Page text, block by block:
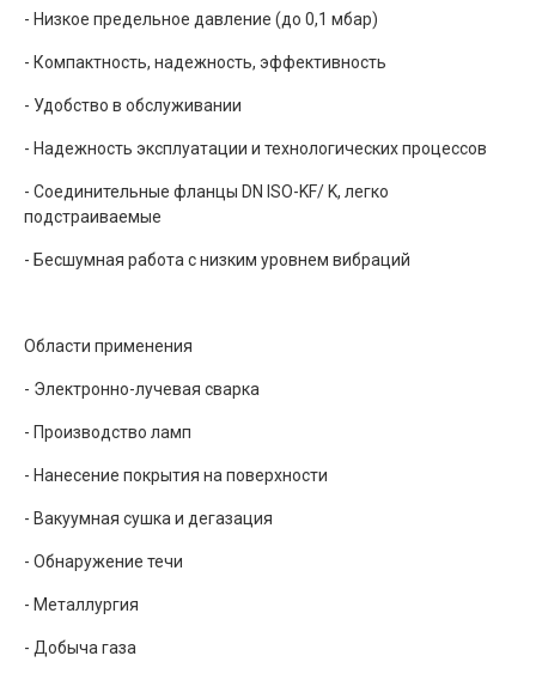
- Низкое предельное давление (до 0,1 мбар)
- Компактность, надежность, эффективность
- Удобство в обслуживании
- Надежность эксплуатации и технологических процессов
- Соединительные фланцы DN ISO-KF/ K, легко
подстраиваемые
- Бесшумная работа с низким уровнем вибраций
Области применения
- Электронно-лучевая сварка
- Производство ламп
- Нанесение покрытия на поверхности
- Вакуумная сушка и дегазация
- Обнаружение течи
- Металлургия
- Добыча газа